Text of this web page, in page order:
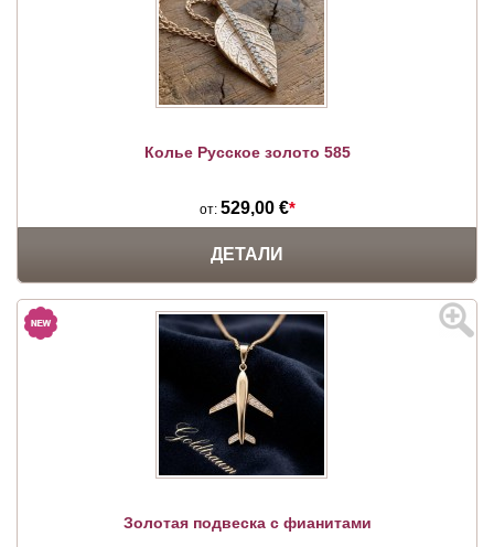
Колье Русское золото 585
от: 529,00 €*
ДЕТАЛИ
Золотая подвеска с фианитами